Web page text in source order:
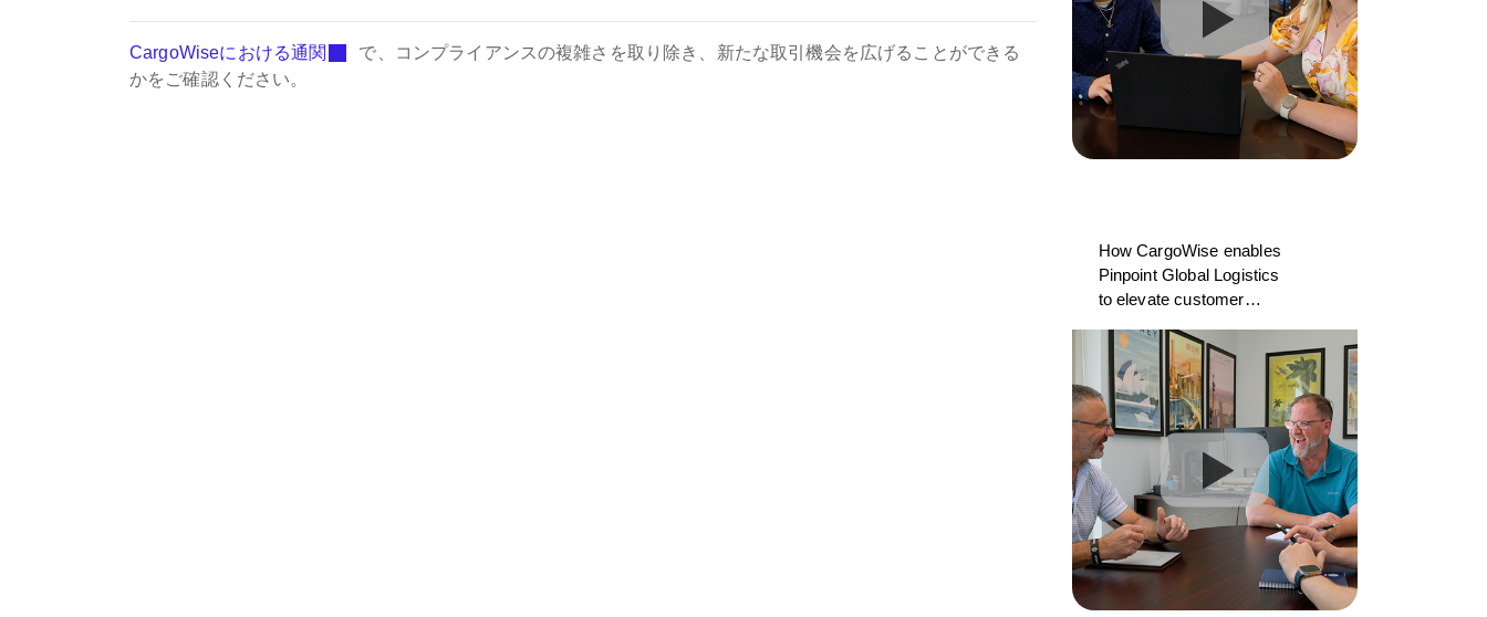
CargoWiseにおける通関
で、コンプライアンスの複雑さを取り除き、新たな取引機会を広げることができる
かをご確認ください。
How CargoWise enables
Pinpoint Global Logistics
to elevate customer